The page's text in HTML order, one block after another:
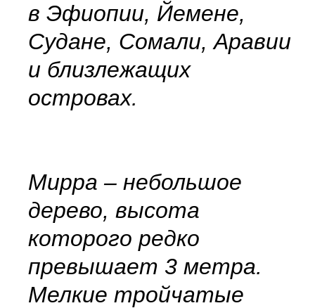
в Эфиопии, Йемене,
Судане, Сомали, Аравии
и близлежащих
островах.
Мирра – небольшое
дерево, высота
которого редко
превышает 3 метра.
Мелкие тройчатые